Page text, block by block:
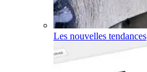
Les nouvelles tendances